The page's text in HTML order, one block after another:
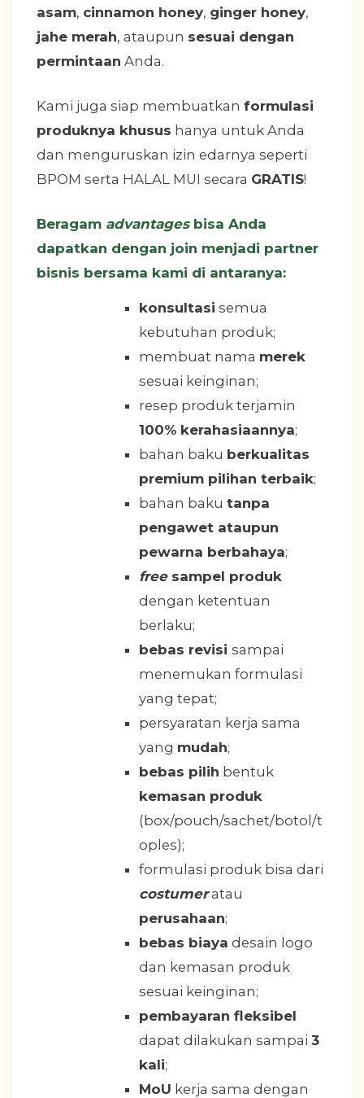
asam, cinnamon honey, ginger honey,
jahe merah, ataupun sesuai dengan
permintaan Anda.
Kami juga siap membuatkan formulasi
produknya khusus hanya untuk Anda
dan menguruskan izin edarnya seperti
BPOM serta HALAL MUI secara GRATIS!
Beragam advantagesbisa Anda
dapatkan dengan join menjadi partner
bisnis bersama kami di antaranya:
konsultasi semua
kebutuhan produk;
membuat nama merek
sesuai keinginan;
resep produk terjamin
100% kerahasiaannya;
bahan baku berkualitas
premium pilihan terbaik;
bahan baku tanpa
pengawet ataupun
pewarna berbahaya;
freesampel produk
dengan ketentuan
berlaku;
bebas revisi sampai
menemukan formulasi
yang tepat;
persyaratan kerja sama
yang mudah;
bebas pilih bentuk
kemasan produk
(box/pouch/sachet/botol/t
oples);
formulasi produk bisa dari
costumeratau
perusahaan;
bebas biaya desain logo
dan kemasan produk
sesuai keinginan;
pembayaran fleksibel
dapat dilakukan sampai 3
kali;
MoU kerja sama dengan